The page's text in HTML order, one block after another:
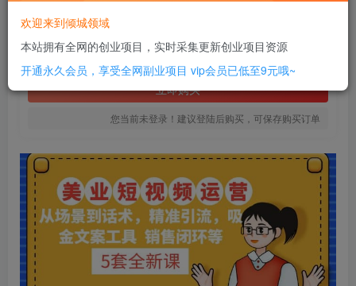
SVIP全站会员 免费
立即购买
您当前未登录！建议登陆后购买，可保存购买订单
欢迎来到倾城领域
本站拥有全网的创业项目，实时采集更新创业项目资源
开通永久会员，享受全网副业项目 vip会员已低至9元哦~